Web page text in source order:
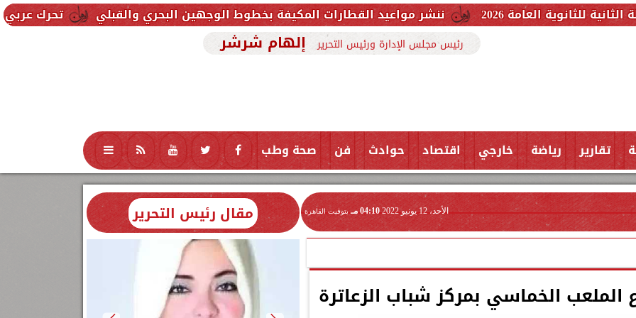
تحرك عربي وإسلامي ننشر مواعيد القطارات المكيفة بخطوط الوجهين البحري والقبلي 2026
رئيس مجلس الإدارة ورئيس التحرير إلهام شرشر
تقارير رياضة خارجي اقتصاد حوادث فن صحة وطب تكنولوجيا منوعات محافظات
الأحد، 12 يونيو 2022 04:10 مـ بتوقيت القاهرة
الخماسي بمركز شباب الزعاترة
مقال رئيس التحرير